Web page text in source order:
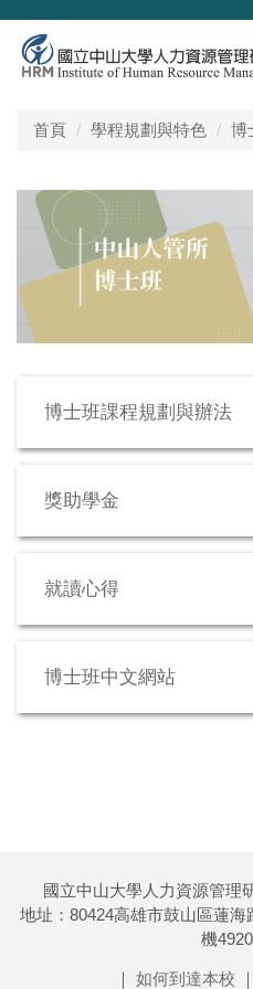
跳
到
主
首頁 學程規劃與特色 博
博士班課程規劃與辦法
獎助學金
就讀心得
博士班中文網站
國立中山大學人力資源管理
地址：80424高雄市鼓山區蓮海
機
｜ 如何到達本校 ｜